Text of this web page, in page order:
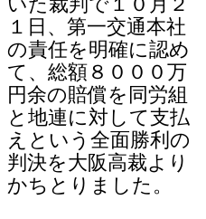
いた裁判で１０月２
１日、第一交通本社
の責任を明確に認め
て、総額８０００万
円余の賠償を同労組
と地連に対して支払
えという全面勝利の
判決を大阪高裁より
かちとりました。